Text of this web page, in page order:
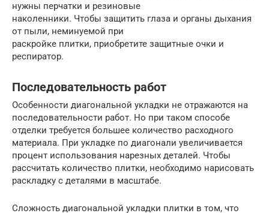
нужны перчатки и резиновые
наколенники. Чтобы защитить глаза и органы дыхания
от пыли, неминуемой при
раскройке плитки, приобретите защитные очки и
респиратор.
Последовательность работ
Особенности диагональной укладки не отражаются на
последовательности работ. Но при таком способе
отделки требуется большее количество расходного
материала. При укладке по диагонали увеличивается
процент использования нарезных деталей. Чтобы
рассчитать количество плитки, необходимо нарисовать
раскладку с деталями в масштабе.
Сложность диагональной укладки плитки в том, что